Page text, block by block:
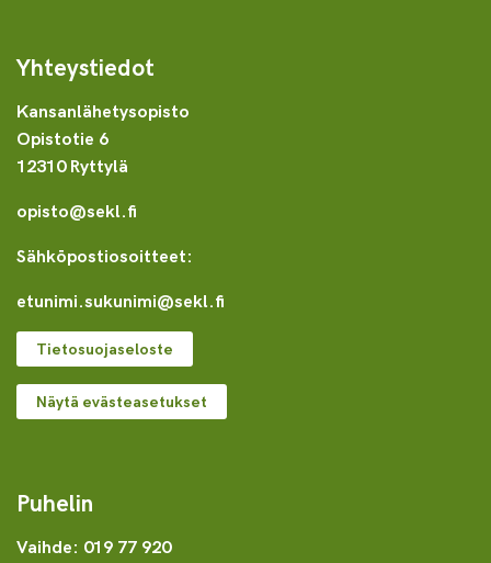
Yhteystiedot
Kansanlähetysopisto
Opistotie 6
12310 Ryttylä
opisto@sekl.fi
Sähköpostiosoitteet:
etunimi.sukunimi@sekl.fi
Tietosuojaseloste
Näytä evästeasetukset
Puhelin
Vaihde: 019 77 920